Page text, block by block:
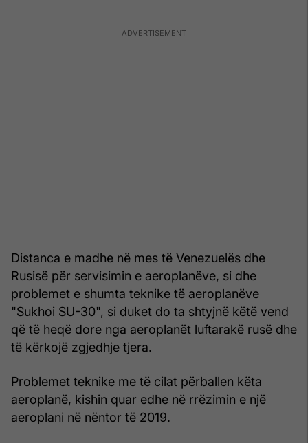
Distanca e madhe në mes të Venezuelës dhe
Rusisë për servisimin e aeroplanëve, si dhe
problemet e shumta teknike të aeroplanëve
"Sukhoi SU-30", si duket do ta shtyjnë këtë vend
që të heqë dore nga aeroplanët luftarakë rusë dhe
të kërkojë zgjedhje tjera.
Problemet teknike me të cilat përballen këta
aeroplanë, kishin quar edhe në rrëzimin e një
aeroplani në nëntor të 2019.